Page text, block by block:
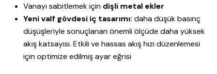
Vanayı sabitlemek için dişli metal ekler
Yeni valf gövdesi iç tasarımı: daha düşük basınç
düşüşleriyle sonuçlanan önemli ölçüde daha yüksek
akış katsayısı. Etkili ve hassas akış hızı düzenlemesi
için optimize edilmiş ayar eğrisi